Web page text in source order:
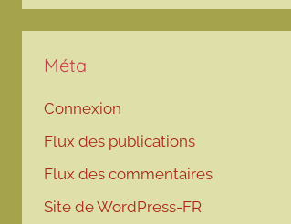
Méta
Connexion
Flux des publications
Flux des commentaires
Site de WordPress-FR